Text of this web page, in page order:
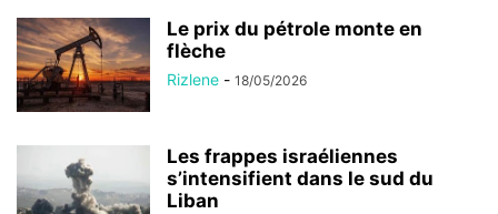
Le prix du pétrole monte en
flèche
Rizlene - 18/05/2026
Les frappes israéliennes
s’intensifient dans le sud du
Liban